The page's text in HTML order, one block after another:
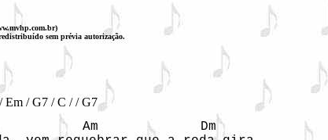
sem prévia autorização.
Em / G7 / C / / G7
Am             Dm